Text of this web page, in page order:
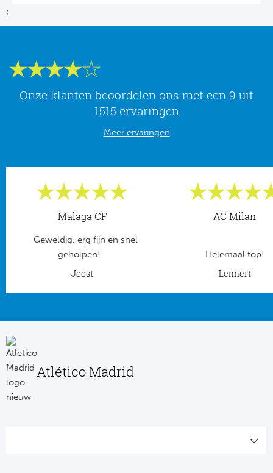
;
Onze klanten beoordelen ons met een 9 uit
1515 ervaringen
Meer ervaringen
Malaga CF
Geweldig, erg fijn en snel
geholpen!
Joost
AC Milan
Helemaal top!
Lennert
Atlético Madrid